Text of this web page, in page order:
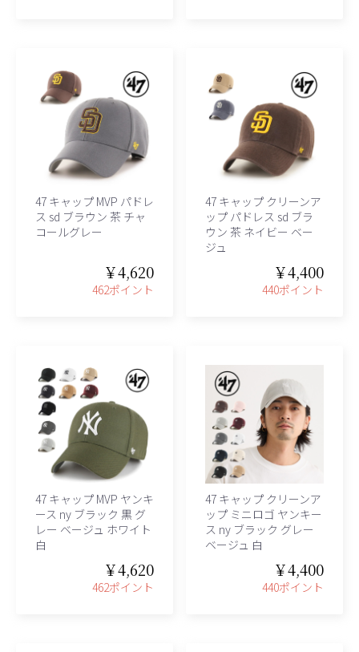
47 キャップ MVP パドレ
ス sd ブラウン 茶 チャ
コールグレー
￥4,620
462ポイント
47 キャップ クリーンア
ップ パドレス sd ブラ
ウン 茶 ネイビー ベー
ジュ
￥4,400
440ポイント
47 キャップ MVP ヤンキ
ース ny ブラック 黒 グ
レー ベージュ ホワイト
白
￥4,620
462ポイント
47 キャップ クリーンア
ップ ミニロゴ ヤンキー
ス ny ブラック グレー
ベージュ 白
￥4,400
440ポイント